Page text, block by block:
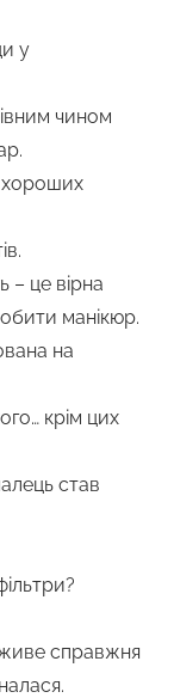
у
чином
хороших
– це вірна
манікюр.
на
крім цих
став
справжня